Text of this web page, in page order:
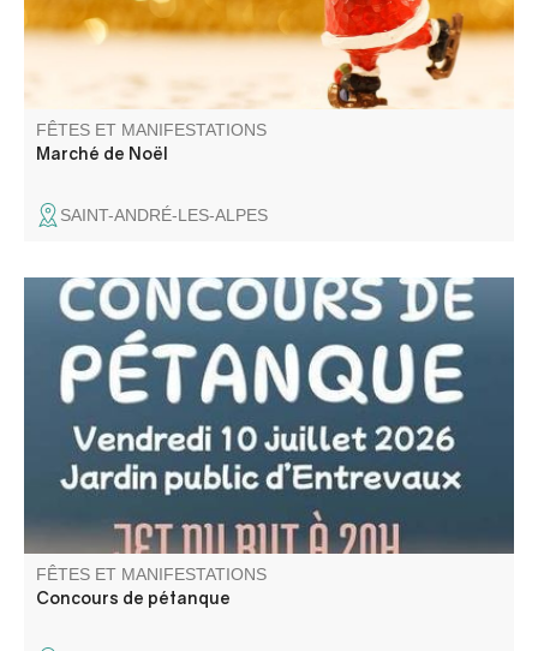
FÊTES ET MANIFESTATIONS
Marché de Noël
SAINT-ANDRÉ-LES-ALPES
Concours de pétanque en doublette constituée au jardin
public d'Entrevaux. Jet du but à 20h. Inscription à partir
de 19h.
FÊTES ET MANIFESTATIONS
Concours de pétanque